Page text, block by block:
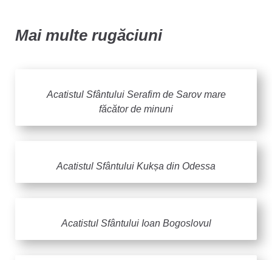
Mai multe rugăciuni
Acatistul Sfântului Serafim de Sarov mare
făcător de minuni
Acatistul Sfântului Kukșa din Odessa
Acatistul Sfântului Ioan Bogoslovul